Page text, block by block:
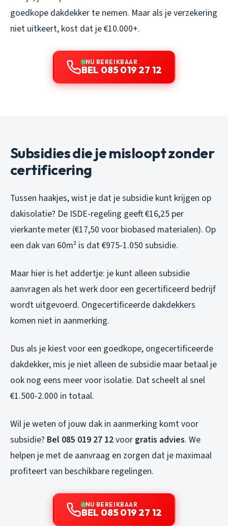
goedkope dakdekker te nemen. Maar als je verzekering
niet uitkeert, kost dat je €10.000+.
NU BEREIKBAAR
BEL 085 019 27 12
Subsidies die je misloopt zonder
certificering
Tussen haakjes, wist je dat je subsidie kunt krijgen op
dakisolatie? De ISDE-regeling geeft €16,25 per
vierkante meter (€17,50 voor biobased materialen). Op
een dak van 60m² is dat €975-1.050 subsidie.
Maar hier is het addertje: je kunt alleen subsidie
aanvragen als het werk door een gecertificeerd bedrijf
wordt uitgevoerd. Ongecertificeerde dakdekkers
komen niet in aanmerking.
Dus als je kiest voor een goedkope, ongecertificeerde
dakdekker, mis je niet alleen de subsidie maar betaal je
ook nog eens meer voor isolatie. Dat scheelt al snel
€1.500-2.000 in totaal.
Wil je weten of jouw dak in aanmerking komt voor
subsidie? Bel 085 019 27 12voor gratis advies. We
helpen je met de aanvraag en zorgen dat je maximaal
profiteert van beschikbare regelingen.
NU BEREIKBAAR
BEL 085 019 27 12